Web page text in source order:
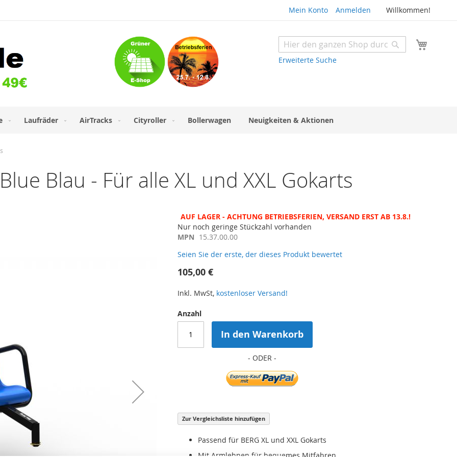
Mein Konto Anmelden Willkommen!
Suche
Erweiterte Suche
Suche
Laufräder AirTracks Cityroller Bollerwagen Neuigkeiten & Aktionen
Blau - Für alle XL und XXL Gokarts
AUF LAGER - ACHTUNG BETRIEBSFERIEN, VERSAND ERST AB 13.8.!
Nur noch geringe Stückzahl vorhanden
MPN 15.37.00.00
Seien Sie der erste, der dieses Produkt bewertet
105,00 €
Inkl. MwSt, kostenloser Versand!
Anzahl
In den Warenkorb
Zur Vergleichsliste hinzufügen
Passend für BERG XL und XXL Gokarts